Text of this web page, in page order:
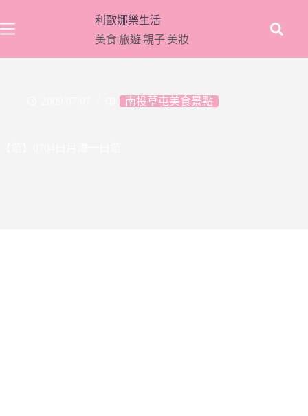
至
要
利歐娜樂生活
美食|旅遊|親子|美妝
南投草屯美食景點